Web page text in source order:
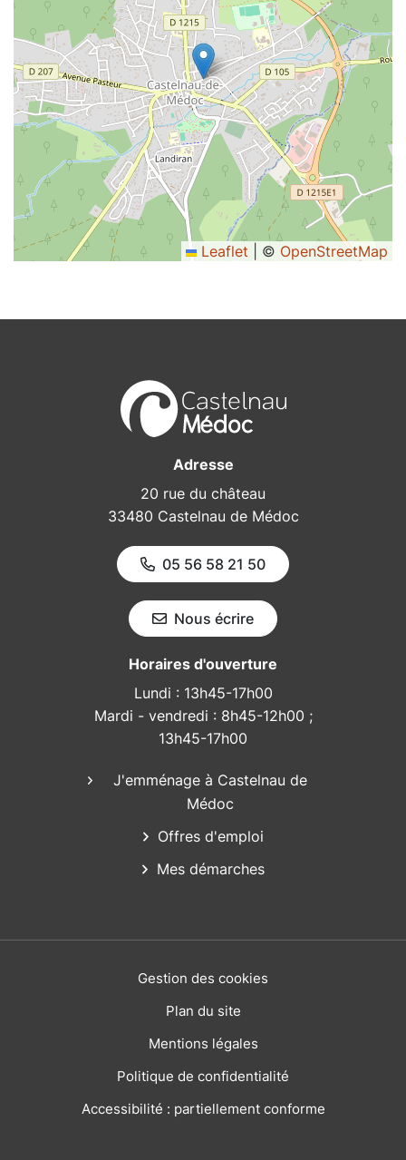
Leaflet © OpenStreetMap
Adresse
20 rue du château
33480 Castelnau de Médoc
05 56 58 21 50
Nous écrire
Horaires d'ouverture
Lundi : 13h45-17h00
Mardi - vendredi : 8h45-12h00 ;
13h45-17h00
J'emménage à Castelnau de
Médoc
Offres d'emploi
Mes démarches
Gestion des cookies
Plan du site
Mentions légales
Politique de confidentialité
Accessibilité : partiellement conforme